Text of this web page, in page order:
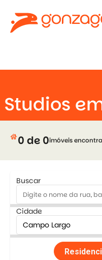
Studios
house0 de 0imóveis
Buscar
Cidade